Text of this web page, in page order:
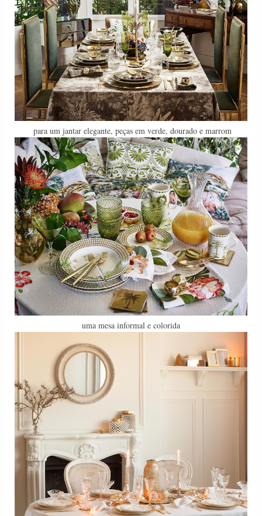
para um jantar elegante, peças em verde, dourado e marrom
uma mesa informal e colorida